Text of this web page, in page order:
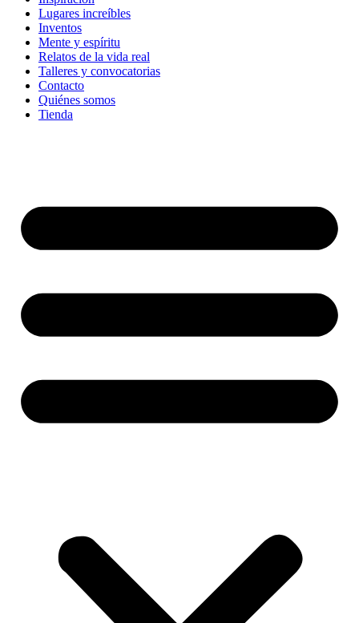
Lugares increíbles
Inventos
Mente y espíritu
Relatos de la vida real
Talleres y convocatorias
Contacto
Quiénes somos
Tienda